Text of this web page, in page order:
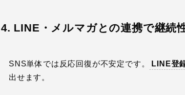
4. LINE・メルマガとの連携で継続
SNS単体では反応回復が不安定です。 LINE登
出せます。